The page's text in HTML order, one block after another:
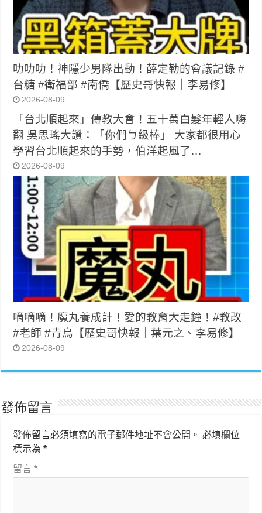
叻叻叻！神隱少男隊出動！薛定勒的會議記錄 #
台糖 #衛福部 #南僑【歷史哥快報｜李易修】
2026-08-09
「台北順起來」傳教大會！五十萬白髮年輕人嗨
翻 吳思瑤大讚：「你們ㄅ級棒」 大家都很用心
學習台北順起來的手勢，伯洋起風了…
2026-08-09
嘀嘀嘀！魔丸養成計！愛的教育大走鐘！#教改
#老師 #青鳥【歷史哥快報｜葉元之、李易修】
2026-08-09
發佈留言
發佈留言必須填寫的電子郵件地址不會公開。 必填欄位
標示為*
留言*